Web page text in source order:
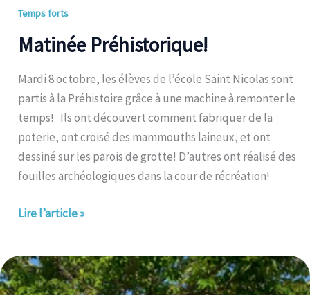
Temps forts
Matinée Préhistorique!
Mardi 8 octobre, les élèves de l’école Saint Nicolas sont
partis à la Préhistoire grâce à une machine à remonter le
temps! Ils ont découvert comment fabriquer de la
poterie, ont croisé des mammouths laineux, et ont
dessiné sur les parois de grotte! D’autres ont réalisé des
fouilles archéologiques dans la cour de récréation!
Lire l’article »
Bénédiction
des